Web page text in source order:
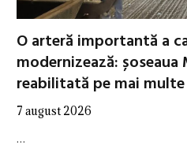
O arteră importantă a
modernizează:
reabilitată pe mai
7 august 2026
…